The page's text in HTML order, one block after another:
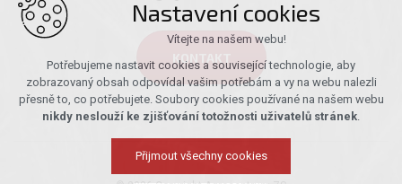
KONTAKT
Nastavení cookies
Vítejte na našem webu!
Potřebujeme nastavit cookies a související technologie, aby
zobrazovaný obsah odpovídal vašim potřebám a vy na webu nalezli
přesně to, co potřebujete. Soubory cookies používané na našem webu
nikdy neslouží ke zjišťování totožnosti uživatelů stránek.
Přijmout všechny cookies